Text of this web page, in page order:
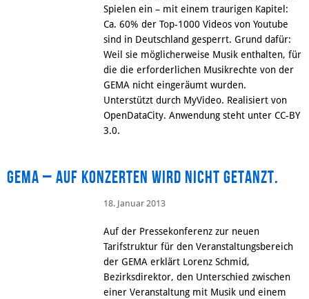
Spielen ein – mit einem traurigen Kapitel:
Ca. 60% der Top-1000 Videos von Youtube
sind in Deutschland gesperrt. Grund dafür:
Weil sie möglicherweise Musik enthalten, für
die die erforderlichen Musikrechte von der
GEMA nicht eingeräumt wurden.
Unterstützt durch MyVideo. Realisiert von
OpenDataCity. Anwendung steht unter CC-BY
3.0.
GEMA – auf Konzerten wird nicht getanzt.
18. Januar 2013
Auf der Pressekonferenz zur neuen
Tarifstruktur für den Veranstaltungsbereich
der GEMA erklärt Lorenz Schmid,
Bezirksdirektor, den Unterschied zwischen
einer Veranstaltung mit Musik und einem